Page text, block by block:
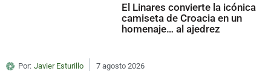
El Linares convierte la icónica
camiseta de Croacia en un
homenaje… al ajedrez
Por: Javier Esturillo 7 agosto 2026